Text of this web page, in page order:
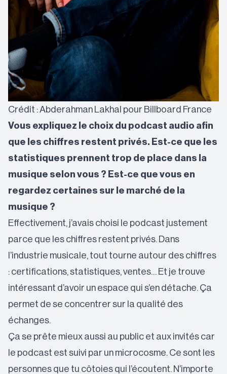
Crédit : Abderahman Lakhal pour Billboard France
Vous expliquez le choix du podcast audio afin
que les chiffres restent privés. Est-ce que les
statistiques prennent trop de place dans la
musique selon vous ? Est-ce que vous en
regardez certaines sur le marché de la
musique ?
Effectivement, j’avais choisi le podcast justement
parce que les chiffres restent privés. Dans
l’industrie musicale, tout tourne autour des chiffres
: certifications, statistiques, ventes… Et je trouve
intéressant d’avoir un espace qui s’en détache. Ça
permet de se concentrer sur la qualité des
échanges.
Ça se prête mieux aussi au public et aux invités car
le podcast est suivi par un microcosme. Ce sont les
personnes que tu côtoies qui l’écoutent. N’importe